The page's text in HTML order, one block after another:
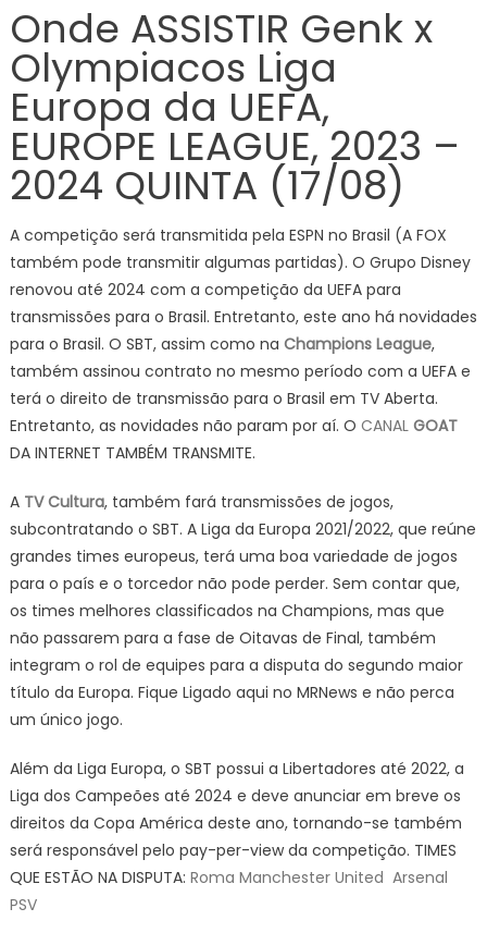
Onde ASSISTIR Genk x
Olympiacos Liga
Europa da UEFA,
EUROPE LEAGUE, 2023 –
2024 QUINTA (17/08)
A competição será transmitida pela ESPN no Brasil (A FOX
também pode transmitir algumas partidas). O Grupo Disney
renovou até 2024 com a competição da UEFA para
transmissões para o Brasil. Entretanto, este ano há novidades
para o Brasil. O SBT, assim como na Champions League,
também assinou contrato no mesmo período com a UEFA e
terá o direito de transmissão para o Brasil em TV Aberta.
Entretanto, as novidades não param por aí. O CANAL GOAT
DA INTERNET TAMBÉM TRANSMITE.
A TV Cultura, também fará transmissões de jogos,
subcontratando o SBT. A Liga da Europa 2021/2022, que reúne
grandes times europeus, terá uma boa variedade de jogos
para o país e o torcedor não pode perder. Sem contar que,
os times melhores classificados na Champions, mas que
não passarem para a fase de Oitavas de Final, também
integram o rol de equipes para a disputa do segundo maior
título da Europa. Fique Ligado aqui no MRNews e não perca
um único jogo.
Além da Liga Europa, o SBT possui a Libertadores até 2022, a
Liga dos Campeões até 2024 e deve anunciar em breve os
direitos da Copa América deste ano, tornando-se também
será responsável pelo pay-per-view da competição. TIMES
QUE ESTÃO NA DISPUTA: Roma Manchester United Arsenal
PSV